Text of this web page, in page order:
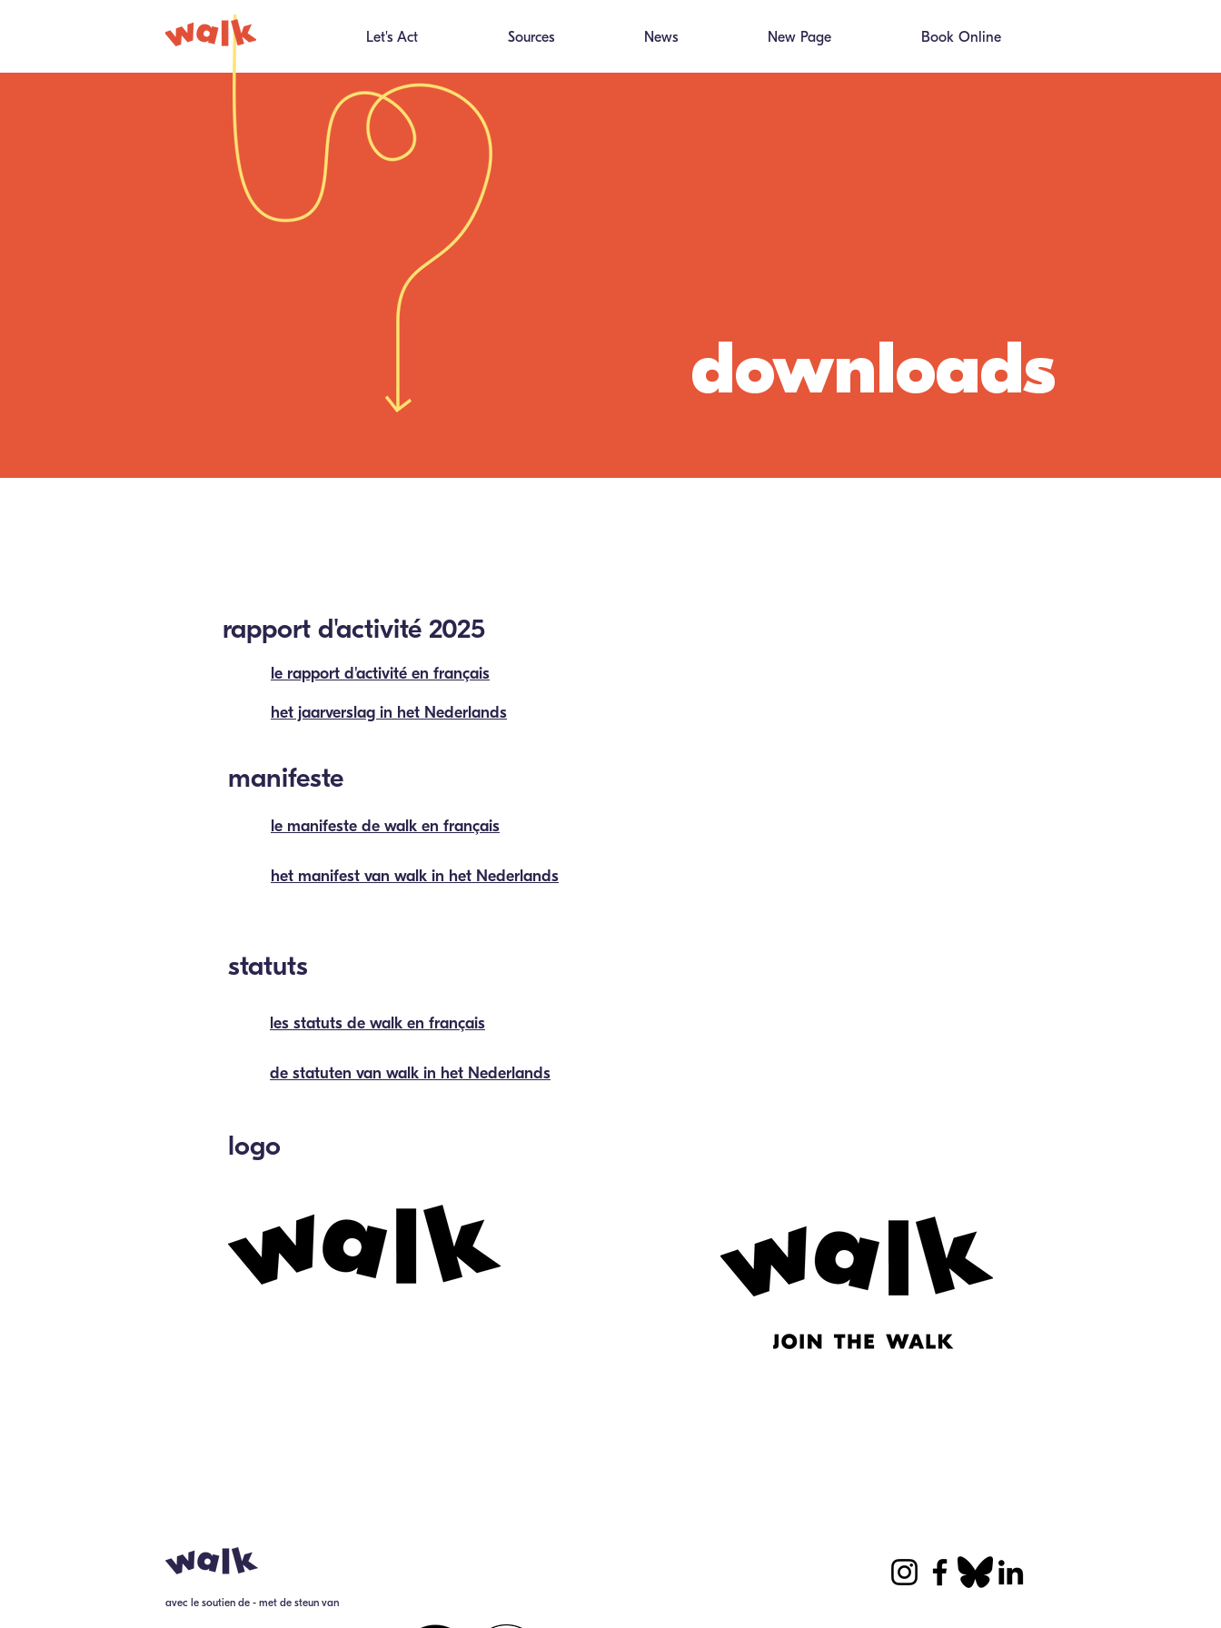
Let's Act Sources News New Page Book Online
downloads
rapport d'activité 2025
le rapport d'activité en français
het jaarverslag in het Nederlands
manifeste
le manifeste de walk en français
het manifest van walk in het Nederlands
statuts
les statuts de walk en français
de statuten van walk in het Nederlands
logo
avec le soutien de - met de steun van